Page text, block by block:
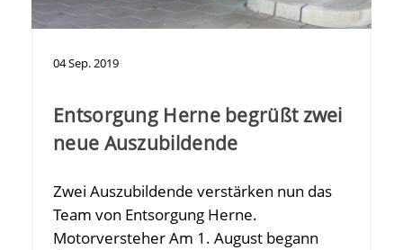
04Sep.2019
Entsorgung Herne begrüßt zwei
neue Auszubildende
Zwei Auszubildende verstärken nun das
Team von Entsorgung Herne.
Motorversteher Am 1. August begann